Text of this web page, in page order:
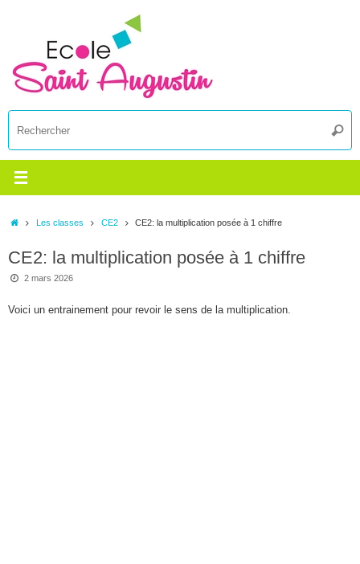
:
AccueilLes classes CE2 CE2: la multiplication posée à 1 chiffre
CE2: la multiplication posée à 1 chiffre
2 mars 2026
Voici un entrainement pour revoir le sens de la multiplication.